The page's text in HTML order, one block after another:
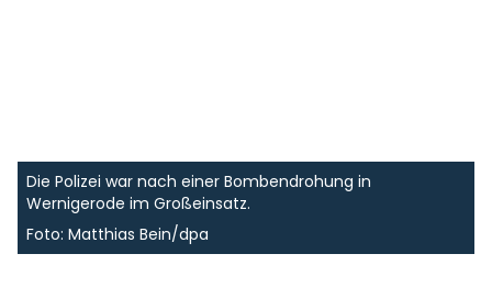
Die Polizei war nach einer Bombendrohung in
Wernigerode im Großeinsatz.
Foto: Matthias Bein/dpa